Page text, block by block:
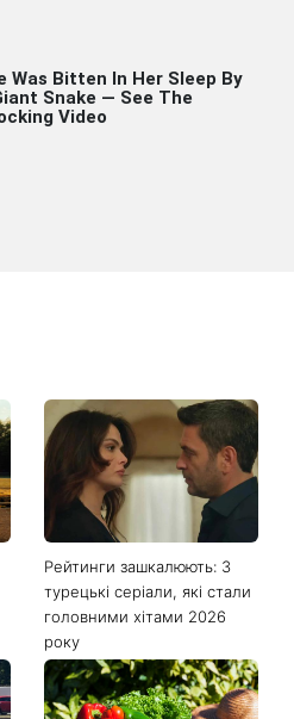
Рейтинги зашкалюють: 3
турецькі серіали, які стали
головними хітами 2026
року